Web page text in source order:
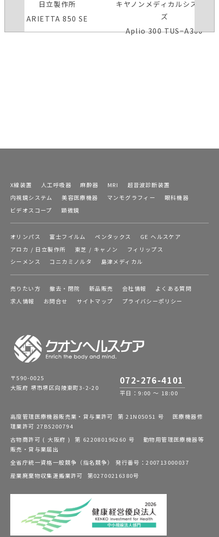
日立製作所
ARIETTA 850 SE
キヤノンメディカルシステム
ズ
Aplio 300 TUS−A300
X線装置 人工呼吸器 麻酔器 MRI
超音波診断装置
内視鏡システム
美容医療機器 マンモグラフィー
眼科機器
ビデオスコープ
顕微鏡
オリンパス 富士フイルム ペンタックス
GE ヘルスケア
アロカ / 日立製作所
東芝 / キャノン
フィリップス
シーメンス
コニカミノルタ 島津メディカル
売りたい方 撤去・閉院 新品販売 会社情報
よくある質問
求人情報
お問合せ サイトマップ プライバシーポリシー
〒590-0025
大阪府 堺市堺区向陵東町3-2-20
072-276-4101
平日：9:00 ～ 18:00
高度管理医療機器販売業・貸与業許可 第 21N05051 号 医療機器修
理業許可 27BS200794
古物商許可 ( 大阪府 ) 第 622080196260 号 動物用管理医療機器等
販売・貸与業届出
全省庁統一資格一般競争（指名競争） 発行番号：200713000037
産業廃棄物収集運搬業許可 第02700216380号